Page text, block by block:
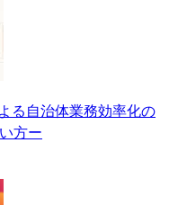
る自治体業務効率化の
方ー